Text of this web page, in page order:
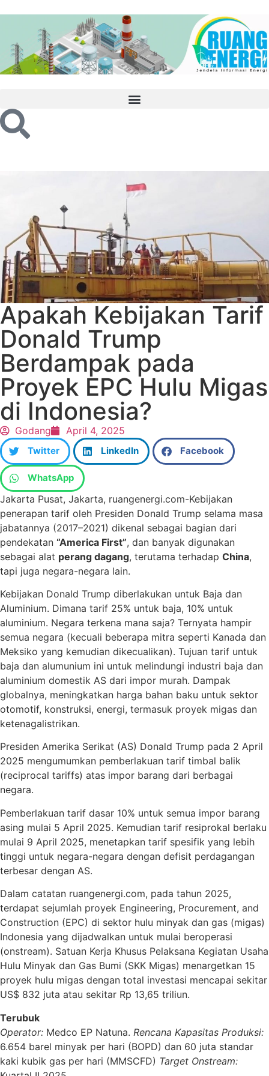
Apakah Kebijakan Tarif
Donald Trump
Berdampak pada
Proyek EPC Hulu Migas
di Indonesia?
Godang April 4, 2025
Twitter LinkedIn Facebook
WhatsApp
Jakarta Pusat, Jakarta, ruangenergi.com-Kebijakan
penerapan tarif oleh Presiden Donald Trump selama masa
jabatannya (2017–2021) dikenal sebagai bagian dari
pendekatan “America First”, dan banyak digunakan
sebagai alat perang dagang, terutama terhadap China,
tapi juga negara-negara lain.
Kebijakan Donald Trump diberlakukan untuk Baja dan
Aluminium. Dimana tarif 25% untuk baja, 10% untuk
aluminium. Negara terkena mana saja? Ternyata hampir
semua negara (kecuali beberapa mitra seperti Kanada dan
Meksiko yang kemudian dikecualikan). Tujuan tarif untuk
baja dan alumunium ini untuk melindungi industri baja dan
aluminium domestik AS dari impor murah. Dampak
globalnya, meningkatkan harga bahan baku untuk sektor
otomotif, konstruksi, energi, termasuk proyek migas dan
ketenagalistrikan.
Presiden Amerika Serikat (AS) Donald Trump pada 2 April
2025 mengumumkan pemberlakuan tarif timbal balik
(reciprocal tariffs) atas impor barang dari berbagai
negara.
Pemberlakuan tarif dasar 10% untuk semua impor barang
asing mulai 5 April 2025. Kemudian tarif resiprokal berlaku
mulai 9 April 2025, menetapkan tarif spesifik yang lebih
tinggi untuk negara-negara dengan defisit perdagangan
terbesar dengan AS.
​Dalam catatan ruangenergi.com, pada tahun 2025,
terdapat sejumlah proyek Engineering, Procurement, and
Construction (EPC) di sektor hulu minyak dan gas (migas)
Indonesia yang dijadwalkan untuk mulai beroperasi
(onstream). Satuan Kerja Khusus Pelaksana Kegiatan Usaha
Hulu Minyak dan Gas Bumi (SKK Migas) menargetkan 15
proyek hulu migas dengan total investasi mencapai sekitar
US$ 832 juta atau sekitar Rp 13,65 triliun.
Terubuk
Operator: Medco EP Natuna. Rencana Kapasitas Produksi:
6.654 barel minyak per hari (BOPD) dan 60 juta standar
kaki kubik gas per hari (MMSCFD) Target Onstream: